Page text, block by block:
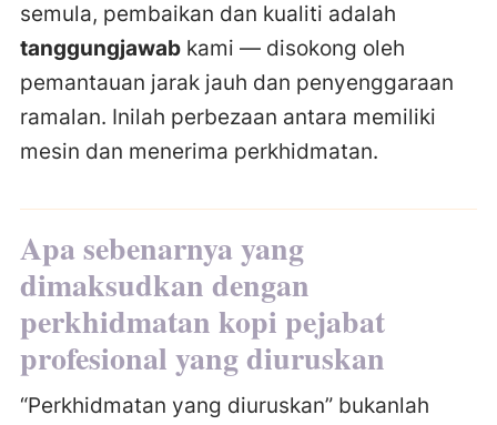
semula, pembaikan dan kualiti adalah
tanggungjawab kami — disokong oleh
pemantauan jarak jauh dan penyenggaraan
ramalan. Inilah perbezaan antara memiliki
mesin dan menerima perkhidmatan.
Apa sebenarnya yang
dimaksudkan dengan
perkhidmatan kopi pejabat
profesional yang diuruskan
“Perkhidmatan yang diuruskan” bukanlah